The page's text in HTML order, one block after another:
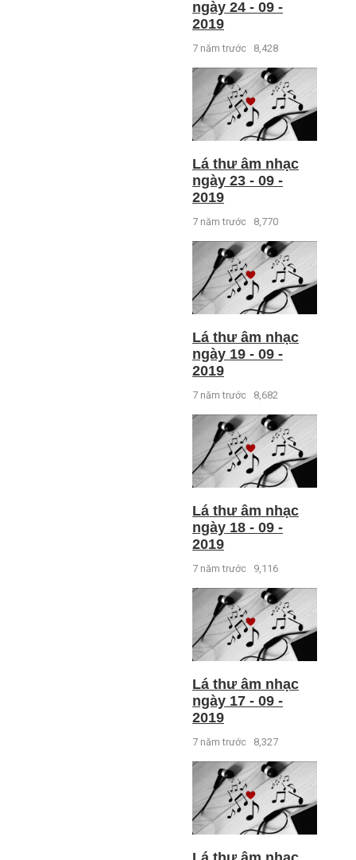
ngày 24 - 09 -
2019
7 năm trước 8,428
Lá thư âm nhạc
ngày 23 - 09 -
2019
7 năm trước 8,770
Lá thư âm nhạc
ngày 19 - 09 -
2019
7 năm trước 8,682
Lá thư âm nhạc
ngày 18 - 09 -
2019
7 năm trước 9,116
Lá thư âm nhạc
ngày 17 - 09 -
2019
7 năm trước 8,327